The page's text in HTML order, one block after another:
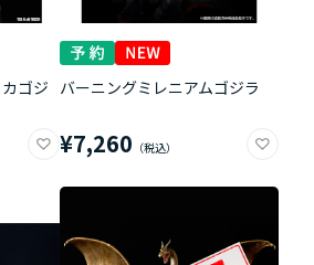
ゴジ バーニングミレニアムゴジラ
¥7,260